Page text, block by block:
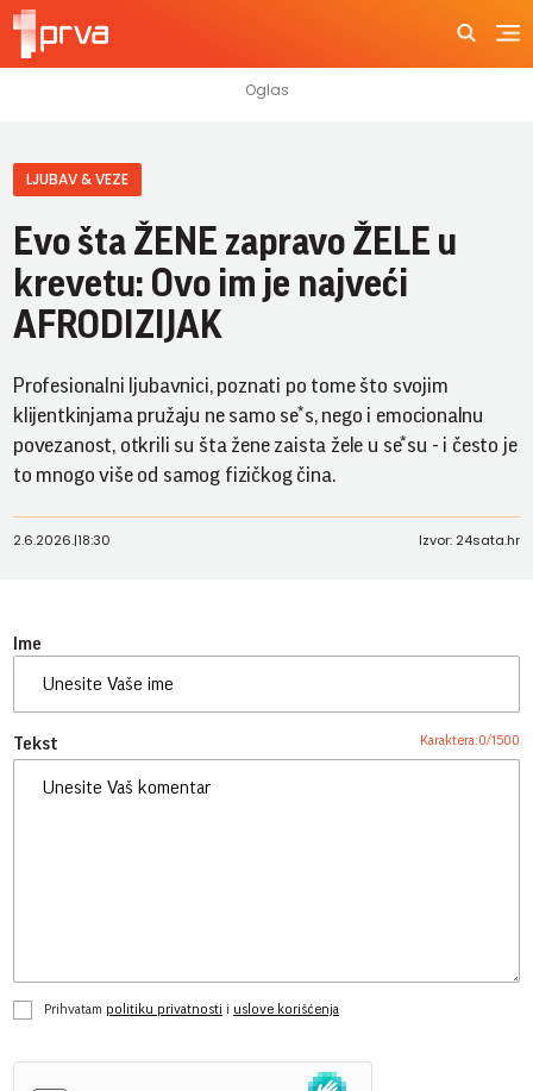
LJUBAV & VEZE
Evo šta ŽENE zapravo ŽELE u
krevetu: Ovo im je najveći
AFRODIZIJAK
Profesionalni ljubavnici, poznati po tome što svojim
klijentkinjama pružaju ne samo se*s, nego i emocionalnu
povezanost, otkrili su šta žene zaista žele u se*su - i često je
to mnogo više od samog fizičkog čina.
2.6.2026.|18:30 Izvor: 24sata.hr
Ime
Tekst Karaktera:0/1500
Prihvatam politiku privatnosti i uslove korišćenja